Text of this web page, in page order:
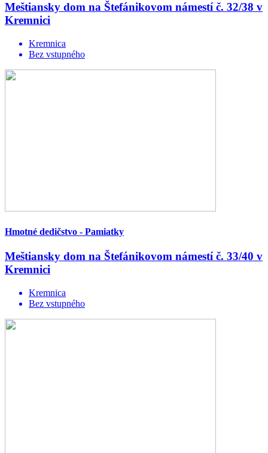
Meštiansky dom na Štefánikovom námestí č. 32/38 v
Kremnici
Kremnica
Bez vstupného
Hmotné dedičstvo - Pamiatky
Meštiansky dom na Štefánikovom námestí č. 33/40 v
Kremnici
Kremnica
Bez vstupného